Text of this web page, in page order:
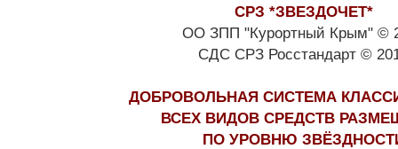
СРЗ *ЗВЕЗДОЧЕТ*
ОО ЗПП "Курортный Крым" ©
СДС СРЗ Росстандарт ©
ДОБРОВОЛЬНАЯ СИСТЕМА
ВСЕХ ВИДОВ СРЕДСТВ
ПО УРОВНЮ